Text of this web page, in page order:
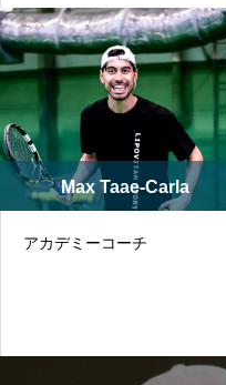
Max Taae-Carla
アカデミーコーチ